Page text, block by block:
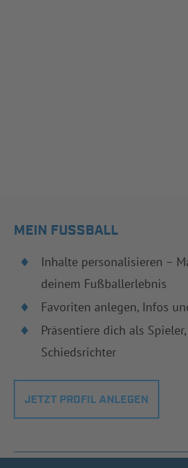
MEIN FUSSBALL
Inhalte personalisieren –
deinem Fußballerlebnis
Favoriten anlegen, Infos
Präsentiere dich als
Schiedsrichter
JETZT PROFIL ANLEGEN